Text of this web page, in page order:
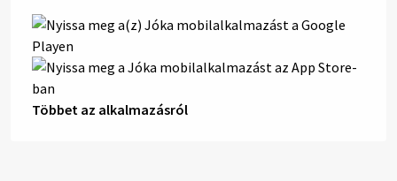
Többet az alkalmazásról